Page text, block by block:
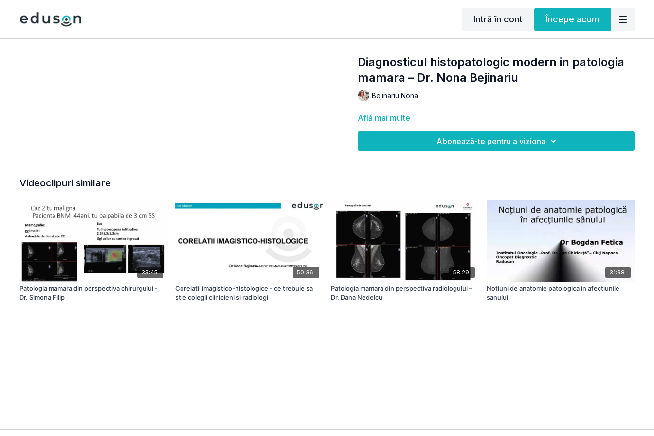
Intră în cont Începe acum
Diagnosticul histopatologic modern in patologia
mamara – Dr. Nona Bejinariu
Bejinariu Nona
Află mai multe
Abonează-te pentru a viziona
Videoclipuri similare
33:45
Patologia mamara din perspectiva chirurgului -
Dr. Simona Filip
50:36
Corelatii imagistico-histologice - ce trebuie sa
stie colegii clinicieni si radiologi
58:29
Patologia mamara din perspectiva radiologului –
Dr. Dana Nedelcu
31:38
Notiuni de anatomie patologica in afectiunile
sanului